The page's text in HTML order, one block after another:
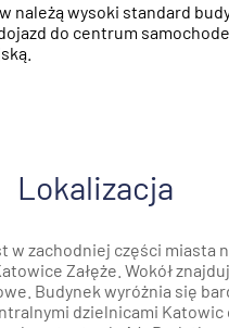
należą wysoki standard
do centrum
Lokalizacja
w zachodniej części miasta
Załęże. Wokół
Budynek wyróżnia się
dzielnicami Katowic